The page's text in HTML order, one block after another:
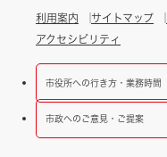
利用案内 サイトマップ
アクセシビリティ
市役所への行き方・業務時間
市政へのご意見・ご提案